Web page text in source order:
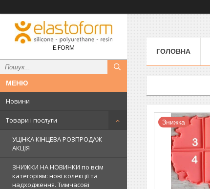
E.FORM
Новини
Товари і послуги
УЦІНКА КІНЦЕВА РОЗПРОДАЖ
АКЦІЯ
ЗНИЖКИ НА НОВИНКИ по всім
категоріям: нові колекцїї та
надходження. Тимчасові
ГОЛОВНА
Знижка